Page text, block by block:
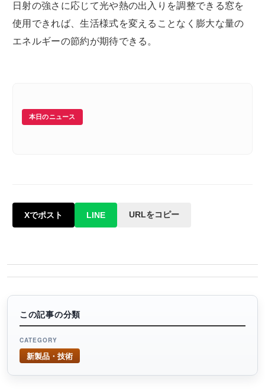
日射の強さに応じて光や熱の出入りを調整できる窓を
使用できれば、生活様式を変えることなく膨大な量の
エネルギーの節約が期待できる。
本日のニュース
Xでポスト LINE URLをコピー
この記事の分類
CATEGORY
新製品・技術